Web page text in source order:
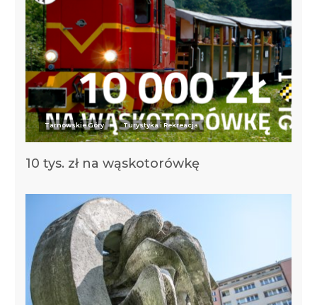
Tarnowskie Góry Turystyka i Rekreacja
10 tys. zł na wąskotorówkę